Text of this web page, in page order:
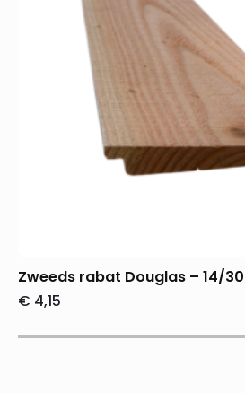
Zweeds rabat Douglas – 14/
€ 4,15